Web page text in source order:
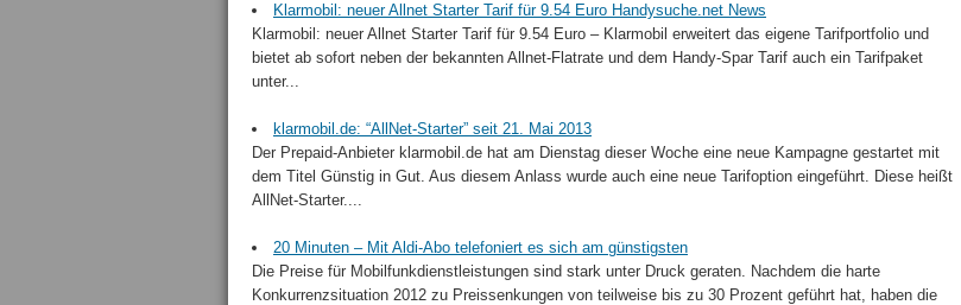
Klarmobil: neuer Allnet Starter Tarif für 9.54 Euro Handysuche.net News
Klarmobil: neuer Allnet Starter Tarif für 9.54 Euro – Klarmobil erweitert das eigene Tarifportfolio und
bietet ab sofort neben der bekannten Allnet-Flatrate und dem Handy-Spar Tarif auch ein Tarifpaket
unter...
klarmobil.de: “AllNet-Starter” seit 21. Mai 2013
Der Prepaid-Anbieter klarmobil.de hat am Dienstag dieser Woche eine neue Kampagne gestartet mit
dem Titel Günstig in Gut. Aus diesem Anlass wurde auch eine neue Tarifoption eingeführt. Diese heißt
AllNet-Starter....
20 Minuten – Mit Aldi-Abo telefoniert es sich am günstigsten
Die Preise für Mobilfunkdienstleistungen sind stark unter Druck geraten. Nachdem die harte
Konkurrenzsituation 2012 zu Preissenkungen von teilweise bis zu 30 Prozent geführt hat, haben die